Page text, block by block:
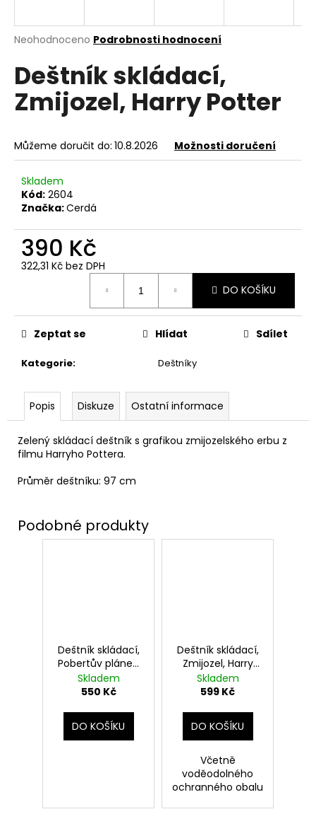
Průměrné
produktu
je
0,0
z
Neohodnoceno Podrobnosti hodnocení
Deštník skládací,
Zmijozel, Harry Potter
Můžeme doručit do: 10.8.2026 Možnosti doručení
Skladem
Kód: 2604
Značka:Cerdá
390 Kč
322,31 Kč bez DPH
DO KOŠÍKU
Kategorie: Deštníky
Zeptat se Hlídat Sdílet
Popis Diskuze Ostatní informace
Zelený skládací deštník s grafikou zmijozelského erbu z
filmu Harryho Pottera.
Průměr deštníku: 97 cm
Deštník skládací,
Pobertův plánek,
Harry Potter
Skladem
550 Kč
DO KOŠÍKU
Deštník skládací,
Zmijozel, Harry
Potter
Skladem
599 Kč
DO KOŠÍKU
Včetně
voděodolného
ochranného obalu
j
t
?
HLEDAT
D
o
p
o
č
u
e
MÍCHACÍ
HRNEK
S
HŮLKOU,
HARRY
599
Kč